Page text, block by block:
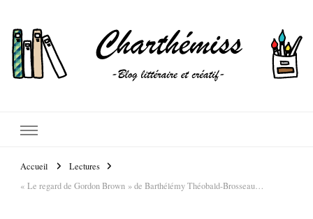
Accueil
Lectures
« Le regard de Gordon Brown » de Barthélémy Théobald-Brosseau…